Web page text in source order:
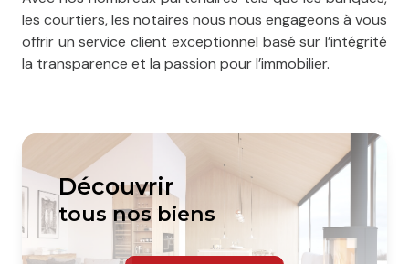
découvrir
tous nos biens
les courtiers, les notaires nous nous engageons à vous
offrir un service client exceptionnel basé sur l’intégrité
la transparence et la passion pour l’immobilier.